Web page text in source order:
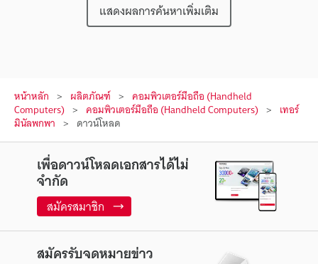
แสดงผลการค้นหาเพิ่มเติม
หน้าหลัก ผลิตภัณฑ์ คอมพิวเตอร์มือถือ (Handheld
Computers) คอมพิวเตอร์มือถือ (Handheld Computers) เทอร์
มินัลพกพา ดาวน์โหลด
เพื่อดาวน์โหลดเอกสารได้ไม่
จำกัด
สมัครสมาชิก
สมัครรับจดหมายข่าว